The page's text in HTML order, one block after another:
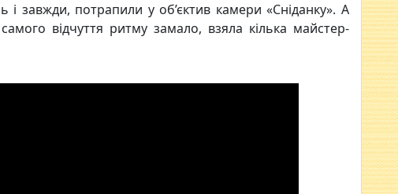
і завжди, потрапили у об’єктив камери «Сніданку». А
відчуття ритму замало, взяла кілька майстер-